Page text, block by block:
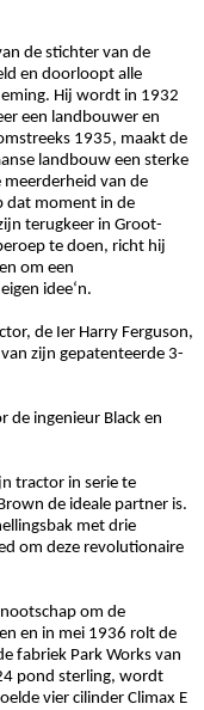
de stichter van de
en doorloopt alle
Hij wordt in 1932
een landbouwer en
1935, maakt de
landbouw een sterke
van de
dat moment in de
terugkeer in Groot-
te doen, richt hij
om een
idee‘n.
de Ier Harry Ferguson,
zijn gepatenteerde 3-
de ingenieur Black en
tractor in serie te
de ideale partner is.
met drie
om deze revolutionaire
om de
en in mei 1936 rolt de
fabriek Park Works van
pond sterling, wordt
vier cilinder Climax E